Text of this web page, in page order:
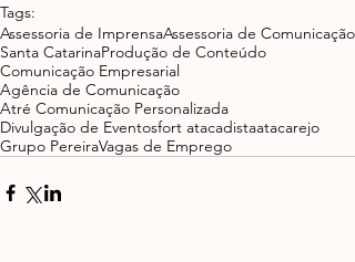
Tags:
Assessoria de ImprensaAssessoria de Comunicação
Santa CatarinaProdução de Conteúdo
Comunicação Empresarial
Agência de Comunicação
Atré Comunicação Personalizada
Divulgação de Eventosfort atacadistaatacarejo
Grupo PereiraVagas de Emprego